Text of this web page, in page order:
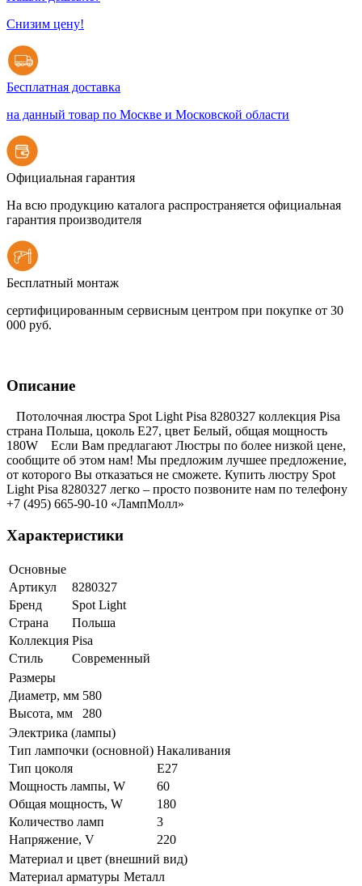
Снизим цену!
Бесплатная доставка
на данный товар по Москве и Московской области
Официальная гарантия
На всю продукцию каталога распространяется официальная
гарантия производителя
Бесплатный монтаж
сертифицированным сервисным центром при покупке от 30
000 руб.
Описание
Потолочная люстра Spot Light Pisa 8280327 коллекция Pisa
страна Польша, цоколь E27, цвет Белый, общая мощность
180W Если Вам предлагают Люстры по более низкой цене,
сообщите об этом нам! Мы предложим лучшее предложение,
от которого Вы отказаться не сможете. Купить люстру Spot
Light Pisa 8280327 легко – просто позвоните нам по телефону
+7 (495) 665-90-10 «ЛампМолл»
Характеристики
Основные
Артикул
8280327
Бренд
Spot Light
Страна
Польша
Коллекция Pisa
Стиль
Современный
Размеры
Диаметр, мм 580
Высота, мм
280
Электрика (лампы)
Тип лампочки (основной) Накаливания
Тип цоколя
E27
Мощность лампы, W
60
Общая мощность, W
180
Количество ламп
3
Напряжение, V
220
Материал и цвет (внешний вид)
Материал арматуры Металл